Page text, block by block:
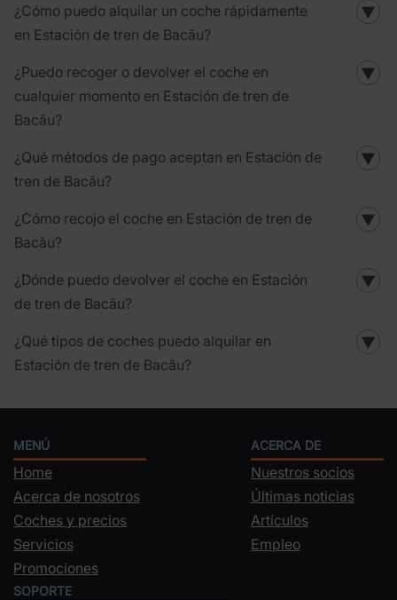
¿Cómo puedo alquilar un coche rápidamente
en Estación de tren de Bacău?
▼
¿Puedo recoger o devolver el coche en
cualquier momento en Estación de tren de
Bacău?
▼
¿Qué métodos de pago aceptan en Estación de
tren de Bacău?
▼
¿Cómo recojo el coche en Estación de tren de
Bacău?
▼
¿Dónde puedo devolver el coche en Estación
de tren de Bacău?
▼
¿Qué tipos de coches puedo alquilar en
Estación de tren de Bacău?
▼
MENÚ
Home
Acerca de nosotros
Coches y precios
Servicios
Promociones
ACERCA DE
Nuestros socios
Últimas noticias
Artículos
Empleo
SOPORTE